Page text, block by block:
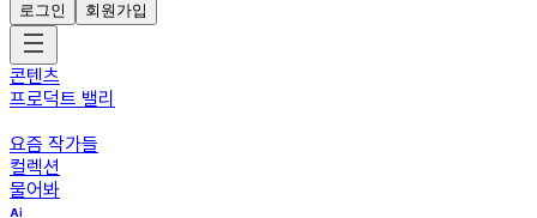
로그인
회원가입
콘텐츠
프로덕트 밸리
요즘 작가들
컬렉션
물어봐